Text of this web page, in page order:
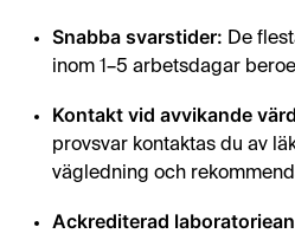
Snabba svarstider: De
inom 1–5 arbetsdagar
Kontakt vid avvikande
provsvar kontaktas du av
vägledning och
Ackrediterad